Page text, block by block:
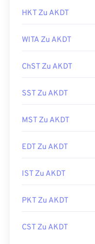
HKT Zu AKDT
WITA Zu AKDT
ChST Zu AKDT
SST Zu AKDT
MST Zu AKDT
EDT Zu AKDT
IST Zu AKDT
PKT Zu AKDT
CST Zu AKDT